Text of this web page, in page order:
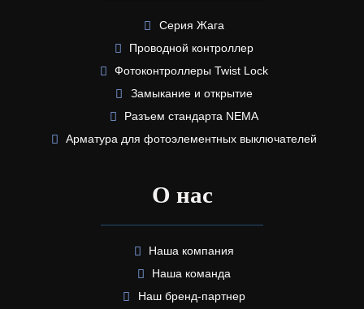
Серия Жага
Проводной контроллер
Фотоконтроллеры Twist Lock
Замыкание и открытие
Разъем стандарта NEMA
Арматура для фотоэлементных выключателей
О нас
Наша компания
Наша команда
Наш бренд-партнер